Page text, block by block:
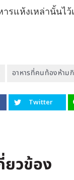
ารแห้งเหล่านั้นไ
อาหารที่คนท้องห้าม
Twitter